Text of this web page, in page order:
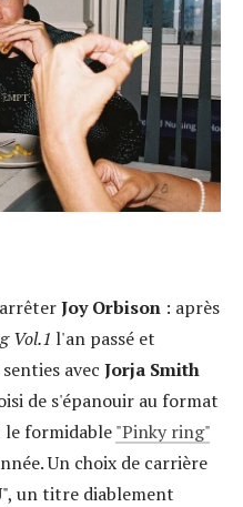
Joy Orbison: après
Vol.1 l'an passé et
avec Jorja Smith
de s'épanouir au format
le formidable"Pinky ring"
Un choix de carrière
un titre diablement